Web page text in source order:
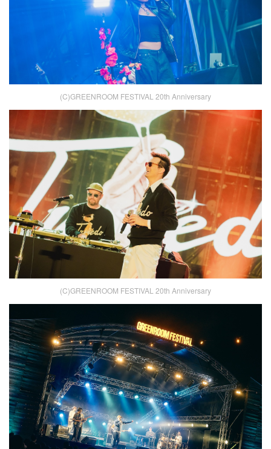
(C)GREENROOM FESTIVAL 20th Anniversary
(C)GREENROOM FESTIVAL 20th Anniversary